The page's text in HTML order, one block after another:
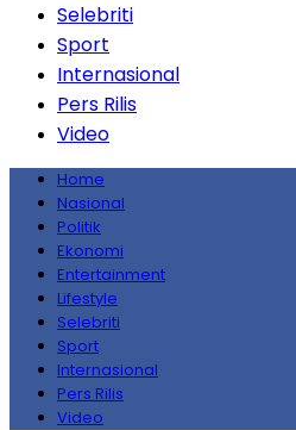
Selebriti
Sport
Internasional
Pers Rilis
Video
Home
Nasional
Politik
Ekonomi
Entertainment
Lifestyle
Selebriti
Sport
Internasional
Pers Rilis
Video